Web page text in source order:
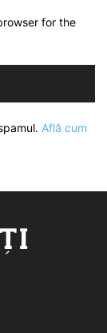
for the
Află cum